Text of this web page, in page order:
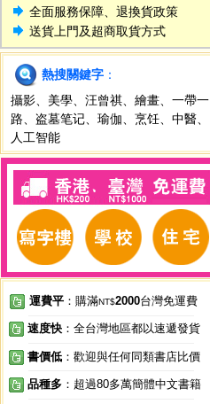
全面服務保障、退換貨政策
送貨上門及超商取貨方式
熱搜關鍵字 ：
攝影
美學 汪曾祺 繪畫
一帶一
路
盗墓笔记 瑜伽 烹饪 中醫
人工智能
運費平 ：購滿NT$2000台灣免運費
速度快 ：全台灣地區都以速遞發貨
書價低 ：歡迎與任何同類書店比價
品種多 ：超過80多萬簡體中文書籍